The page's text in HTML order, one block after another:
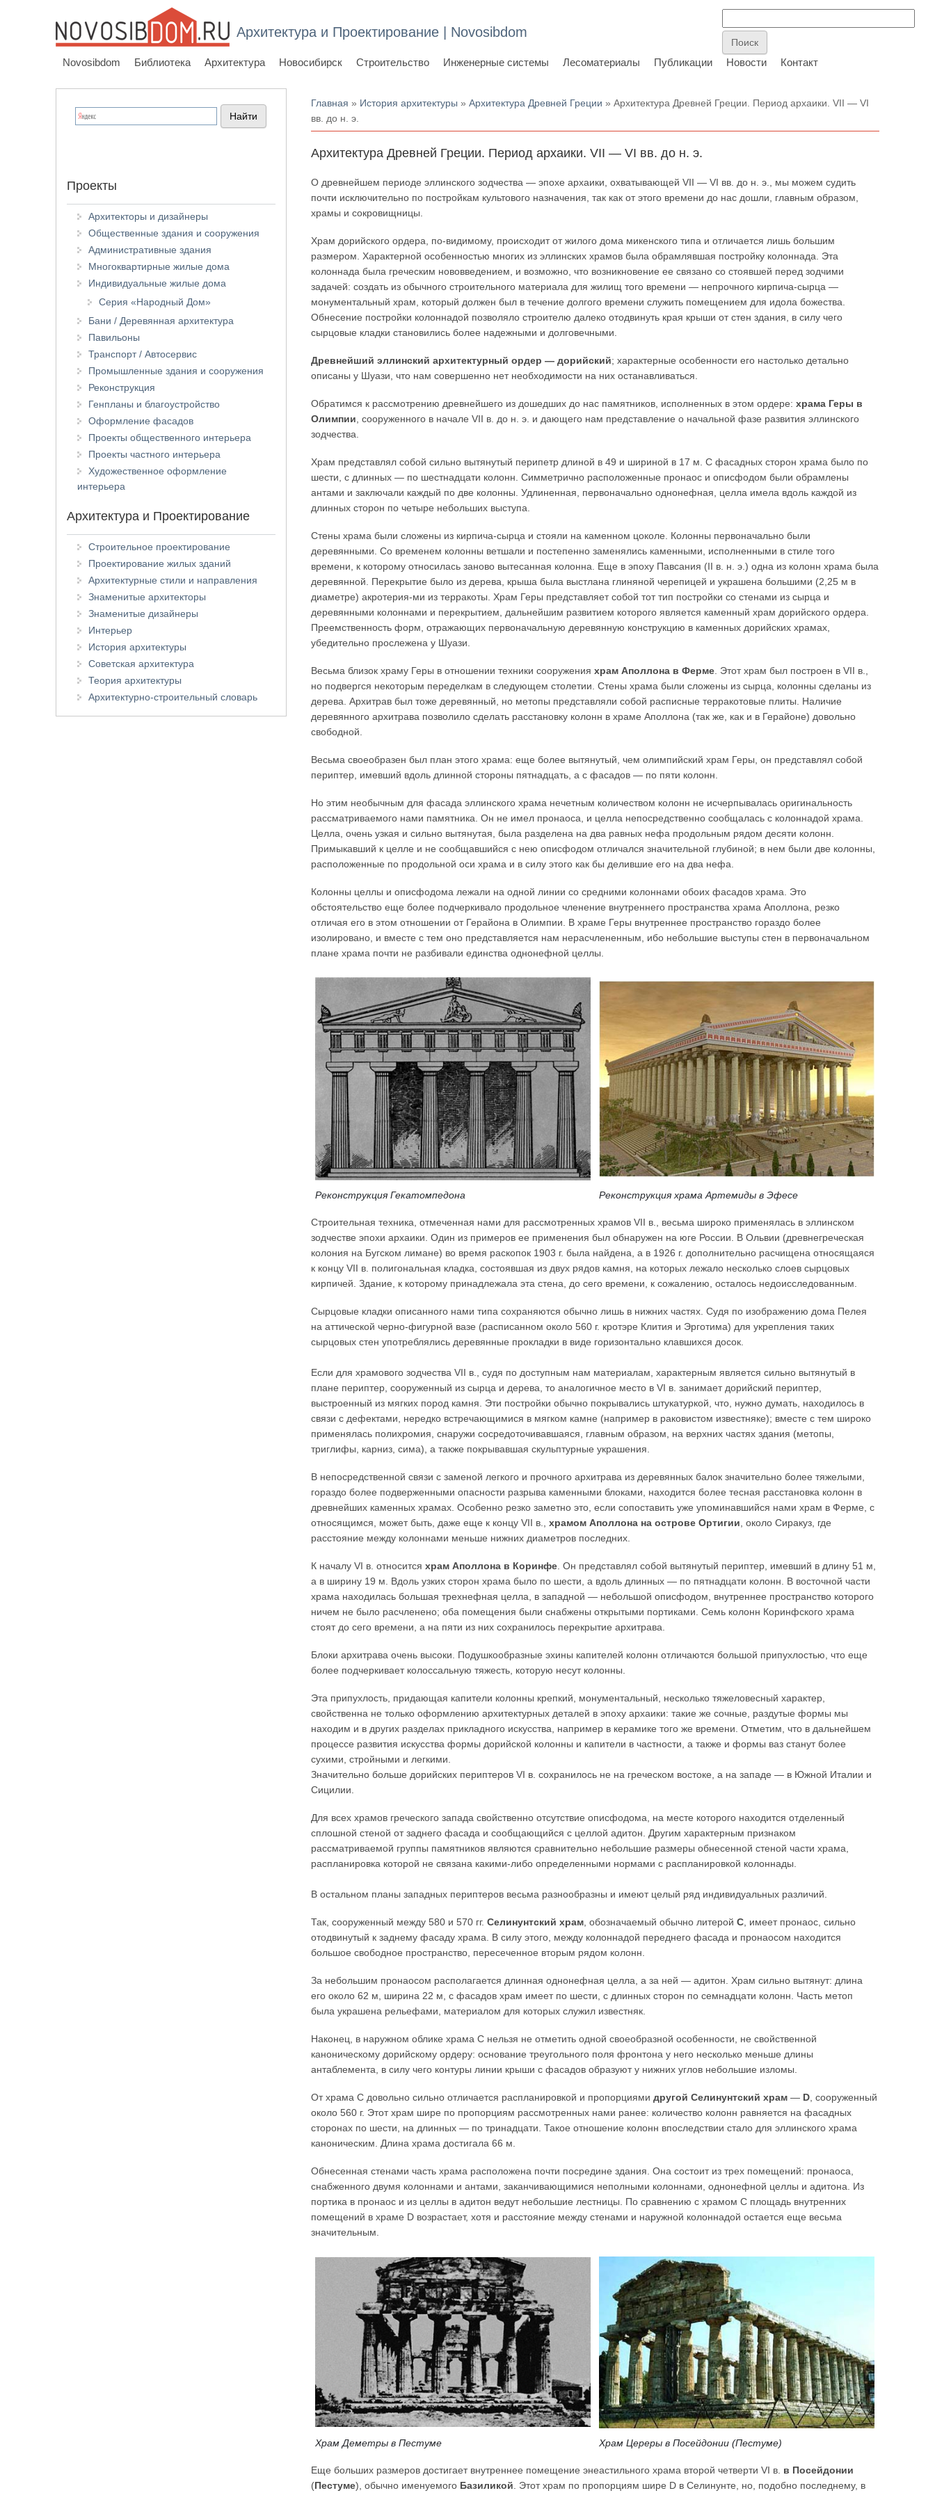
Архитектура и Проектирование | Novosibdom
Novosibdom Библиотека Архитектура Новосибирск Строительство Инженерные системы Лесоматериалы Публикации Новости Контакт
Вы здесь
Главная » История архитектуры »Архитектура Древней Греции » Архитектура Древней Греции. Период архаики. VII — VI
вв. до н. э.
Архитектура Древней Греции. Период архаики. VII — VI вв. до н. э.
О древнейшем периоде эллинского зодчества — эпохе архаики, охватывающей VII — VI вв. до н. э., мы можем судить
почти исключительно по постройкам культового назначения, так как от этого времени до нас дошли, главным образом,
храмы и сокровищницы.
Храм дорийского ордера, по-видимому, происходит от жилого дома микенского типа и отличается лишь большим
размером. Характерной особенностью многих из эллинских храмов была обрамлявшая постройку колоннада. Эта
колоннада была греческим нововведением, и возможно, что возникновение ее связано со стоявшей перед зодчими
задачей: создать из обычного строительного материала для жилищ того времени — непрочного кирпича-сырца —
монументальный храм, который должен был в течение долгого времени служить помещением для идола божества.
Обнесение постройки колоннадой позволяло строителю далеко отодвинуть края крыши от стен здания, в силу чего
сырцовые кладки становились более надежными и долговечными.
Древнейший эллинский архитектурный ордер — дорийский; характерные особенности его настолько детально
описаны у Шуази, что нам совершенно нет необходимости на них останавливаться.
Обратимся к рассмотрению древнейшего из дошедших до нас памятников, исполненных в этом ордере:храма Геры в
Олимпии , сооруженного в начале VII в. до н. э. и дающего нам представление о начальной фазе развития эллинского
зодчества.
Храм представлял собой сильно вытянутый перипетр длиной в 49 и шириной в 17 м. С фасадных сторон храма было по
шести, с длинных — по шестнадцати колонн. Симметрично расположенные пронаос и описфодом были обрамлены
антами и заключали каждый по две колонны. Удлиненная, первоначально однонефная, целла имела вдоль каждой из
длинных сторон по четыре небольших выступа.
Стены храма были сложены из кирпича-сырца и стояли на каменном цоколе. Колонны первоначально были
деревянными. Со временем колонны ветшали и постепенно заменялись каменными, исполненными в стиле того
времени, к которому относилась заново вытесанная колонна. Еще в эпоху Павсания (II в. н. э.) одна из колонн храма была
деревянной. Перекрытие было из дерева, крыша была выстлана глиняной черепицей и украшена большими (2,25 м в
диаметре) акротерия-ми из терракоты. Храм Геры представляет собой тот тип постройки со стенами из сырца и
деревянными колоннами и перекрытием, дальнейшим развитием которого является каменный храм дорийского ордера.
Преемственность форм, отражающих первоначальную деревянную конструкцию в каменных дорийских храмах,
убедительно прослежена у Шуази.
Весьма близок храму Геры в отношении техники сооруженияхрам Аполлона в Ферме . Этот храм был построен в VII в.,
но подвергся некоторым переделкам в следующем столетии. Стены храма были сложены из сырца, колонны сделаны из
дерева. Архитрав был тоже деревянный, но метопы представляли собой расписные терракотовые плиты. Наличие
деревянного архитрава позволило сделать расстановку колонн в храме Аполлона (так же, как и в Герайоне) довольно
свободной.
Весьма своеобразен был план этого храма: еще более вытянутый, чем олимпийский храм Геры, он представлял собой
периптер, имевший вдоль длинной стороны пятнадцать, а с фасадов — по пяти колонн.
Но этим необычным для фасада эллинского храма нечетным количеством колонн не исчерпывалась оригинальность
рассматриваемого нами памятника. Он не имел пронаоса, и целла непосредственно сообщалась с колоннадой храма.
Целла, очень узкая и сильно вытянутая, была разделена на два равных нефа продольным рядом десяти колонн.
Примыкавший к целле и не сообщавшийся с нею описфодом отличался значительной глубиной; в нем были две колонны,
расположенные по продольной оси храма и в силу этого как бы делившие его на два нефа.
Колонны целлы и описфодома лежали на одной линии со средними колоннами обоих фасадов храма. Это
обстоятельство еще более подчеркивало продольное членение внутреннего пространства храма Аполлона, резко
отличая его в этом отношении от Герайона в Олимпии. В храме Геры внутреннее пространство гораздо более
изолировано, и вместе с тем оно представляется нам нерасчлененным, ибо небольшие выступы стен в первоначальном
плане храма почти не разбивали единства однонефной целлы.
Реконструкция Гекатомпедона Реконструкция храма Артемиды в Эфесе
Строительная техника, отмеченная нами для рассмотренных храмов VII в., весьма широко применялась в эллинском
зодчестве эпохи архаики. Один из примеров ее применения был обнаружен на юге России. В Ольвии (древнегреческая
колония на Бугском лимане) во время раскопок 1903 г. была найдена, а в 1926 г. дополнительно расчищена относящаяся
к концу VII в. полигональная кладка, состоявшая из двух рядов камня, на которых лежало несколько слоев сырцовых
кирпичей. Здание, к которому принадлежала эта стена, до сего времени, к сожалению, осталось недоисследованным.
Сырцовые кладки описанного нами типа сохраняются обычно лишь в нижних частях. Судя по изображению дома Пелея
на аттической черно-фигурной вазе (расписанном около 560 г. кротэре Клития и Эрготима) для укрепления таких
сырцовых стен употреблялись деревянные прокладки в виде горизонтально клавшихся досок.
Если для храмового зодчества VII в., судя по доступным нам материалам, характерным является сильно вытянутый в
плане периптер, сооруженный из сырца и дерева, то аналогичное место в VI в. занимает дорийский периптер,
выстроенный из мягких пород камня. Эти постройки обычно покрывались штукатуркой, что, нужно думать, находилось в
связи с дефектами, нередко встречающимися в мягком камне (например в раковистом известняке); вместе с тем широко
применялась полихромия, снаружи сосредоточивавшаяся, главным образом, на верхних частях здания (метопы,
триглифы, карниз, сима), а также покрывавшая скульптурные украшения.
В непосредственной связи с заменой легкого и прочного архитрава из деревянных балок значительно более тяжелыми,
гораздо более подверженными опасности разрыва каменными блоками, находится более тесная расстановка колонн в
древнейших каменных храмах. Особенно резко заметно это, если сопоставить уже упоминавшийся нами храм в Ферме, с
относящимся, может быть, даже еще к концу VII в.,храмом Аполлона на острове Ортигии , около Сиракуз, где
расстояние между колоннами меньше нижних диаметров последних.
К началу VI в. относитсяхрам Аполлона в Коринфе . Он представлял собой вытянутый периптер, имевший в длину 51 м,
а в ширину 19 м. Вдоль узких сторон храма было по шести, а вдоль длинных — по пятнадцати колонн. В восточной части
храма находилась большая трехнефная целла, в западной — небольшой описфодом, внутреннее пространство которого
ничем не было расчленено; оба помещения были снабжены открытыми портиками. Семь колонн Коринфского храма
стоят до сего времени, а на пяти из них сохранилось перекрытие архитрава.
Блоки архитрава очень высоки. Подушкообразные эхины капителей колонн отличаются большой припухлостью, что еще
более подчеркивает колоссальную тяжесть, которую несут колонны.
Эта припухлость, придающая капители колонны крепкий, монументальный, несколько тяжеловесный характер,
свойственна не только оформлению архитектурных деталей в эпоху архаики: такие же сочные, раздутые формы мы
находим и в других разделах прикладного искусства, например в керамике того же времени. Отметим, что в дальнейшем
процессе развития искусства формы дорийской колонны и капители в частности, а также и формы ваз станут более
сухими, стройными и легкими.
Значительно больше дорийских периптеров VI в. сохранилось не на греческом востоке, а на западе — в Южной Италии и
Сицилии.
Для всех храмов греческого запада свойственно отсутствие описфодома, на месте которого находится отделенный
сплошной стеной от заднего фасада и сообщающийся с целлой адитон. Другим характерным признаком
рассматриваемой группы памятников являются сравнительно небольшие размеры обнесенной стеной части храма,
распланировка которой не связана какими-либо определенными нормами с распланировкой колоннады.
В остальном планы западных периптеров весьма разнообразны и имеют целый ряд индивидуальных различий.
Так, сооруженный между 580 и 570 гг.Селинунтский храм , обозначаемый обычно литеройС , имеет пронаос, сильно
отодвинутый к заднему фасаду храма. В силу этого, между колоннадой переднего фасада и пронаосом находится
большое свободное пространство, пересеченное вторым рядом колонн.
За небольшим пронаосом располагается длинная однонефная целла, а за ней — адитон. Храм сильно вытянут: длина
его около 62 м, ширина 22 м, с фасадов храм имеет по шести, с длинных сторон по семнадцати колонн. Часть метоп
была украшена рельефами, материалом для которых служил известняк.
Наконец, в наружном облике храма С нельзя не отметить одной своеобразной особенности, не свойственной
каноническому дорийскому ордеру: основание треугольного поля фронтона у него несколько меньше длины
антаблемента, в силу чего контуры линии крыши с фасадов образуют у нижних углов небольшие изломы.
От храма С довольно сильно отличается распланировкой и пропорциямидругой Селинунтский храм — D , сооруженный
около 560 г. Этот храм шире по пропорциям рассмотренных нами ранее: количество колонн равняется на фасадных
сторонах по шести, на длинных — по тринадцати. Такое отношение колонн впоследствии стало для эллинского храма
каноническим. Длина храма достигала 66 м.
Обнесенная стенами часть храма расположена почти посредине здания. Она состоит из трех помещений: пронаоса,
снабженного двумя колоннами и антами, заканчивающимися неполными колоннами, однонефной целлы и адитона. Из
портика в пронаос и из целлы в адитон ведут небольшие лестницы. По сравнению с храмом С площадь внутренних
помещений в храме D возрастает, хотя и расстояние между стенами и наружной колоннадой остается еще весьма
значительным.
Храм Деметры в Пестуме Храм Цереры в Посейдонии (Пестуме)
Еще больших размеров достигает внутреннее помещение энеастильного храма второй четверти VI в. в Посейдонии
(Пестуме), обычно именуемого Базиликой . Этот храм по пропорциям шире D в Селинунте, но, подобно последнему, в
Проекты
Архитекторы и дизайнеры
Общественные здания и сооружения
Административные здания
Многоквартирные жилые дома
Индивидуальные жилые дома
Серия «Народный Дом»
Бани / Деревянная архитектура
Павильоны
Транспорт / Автосервис
Промышленные здания и сооружения
Реконструкция
Генпланы и благоустройство
Оформление фасадов
Проекты общественного интерьера
Проекты частного интерьера
Художественное оформление
интерьера
Архитектура и Проектирование
Строительное проектирование
Проектирование жилых зданий
Архитектурные стили и направления
Знаменитые архитекторы
Знаменитые дизайнеры
Интерьер
История архитектуры
Советская архитектура
Теория архитектуры
Архитектурно-строительный словарь